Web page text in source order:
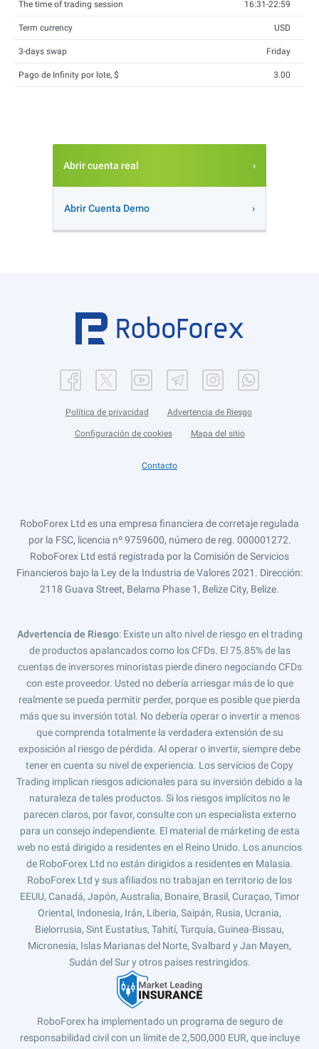
The time of trading session 16:31-22:59
Term currency USD
3-days swap Friday
Pago de Infinity por lote, $ 3.00
Abrir cuenta real
Abrir Cuenta Demo
Política de privacidad Advertencia de Riesgo
Configuración de cookies Mapa del sitio
Contacto
RoboForex Ltd es una empresa financiera de corretaje regulada
por la FSC, licencia nº 9759600, número de reg. 000001272.
RoboForex Ltd está registrada por la Comisión de Servicios
Financieros bajo la Ley de la Industria de Valores 2021. Dirección:
2118 Guava Street, Belama Phase 1, Belize City, Belize.
Advertencia de Riesgo: Existe un alto nivel de riesgo en el trading
de productos apalancados como los CFDs. El 75.85% de las
cuentas de inversores minoristas pierde dinero negociando CFDs
con este proveedor. Usted no debería arriesgar más de lo que
realmente se pueda permitir perder, porque es posible que pierda
más que su inversión total. No debería operar o invertir a menos
que comprenda totalmente la verdadera extensión de su
exposición al riesgo de pérdida. Al operar o invertir, siempre debe
tener en cuenta su nivel de experiencia. Los servicios de Copy
Trading implican riesgos adicionales para su inversión debido a la
naturaleza de tales productos. Si los riesgos implícitos no le
parecen claros, por favor, consulte con un especialista externo
para un consejo independiente. El material de márketing de esta
web no está dirigido a residentes en el Reino Unido. Los anuncios
de RoboForex Ltd no están dirigidos a residentes en Malasia.
RoboForex Ltd y sus afiliados no trabajan en territorio de los
EEUU, Canadá, Japón, Australia, Bonaire, Brasil, Curaçao, Timor
Oriental, Indonesia, Irán, Liberia, Saipán, Rusia, Ucrania,
Bielorrusia, Sint Eustatius, Tahití, Turquía, Guinea-Bissau,
Micronesia, Islas Marianas del Norte, Svalbard y Jan Mayen,
Sudán del Sur y otros países restringidos.
RoboForex ha implementado un programa de seguro de
responsabilidad civil con un límite de 2,500,000 EUR, que incluye